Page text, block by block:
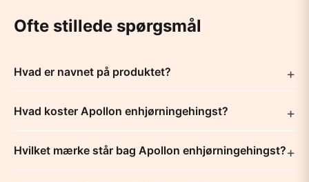
Ofte stillede spørgsmål
Hvad er navnet på produktet?
Hvad koster Apollon enhjørningehingst?
Hvilket mærke står bag Apollon enhjørningehingst?